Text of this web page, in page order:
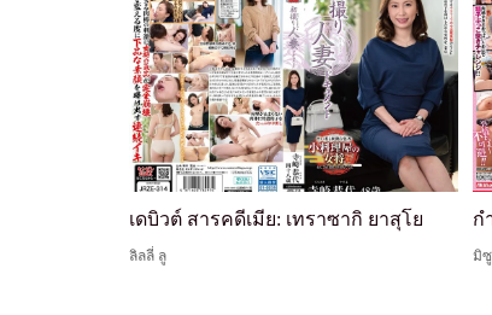
เดบิวต์ สารคดีเมีย: เทราซากิ ยาสุโย
ลิลลี่ ลู มิ